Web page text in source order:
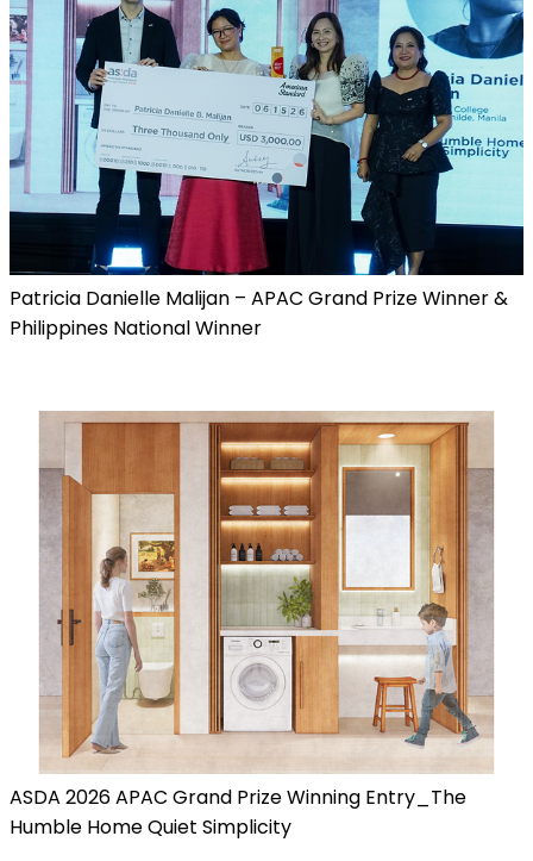
Patricia Danielle Malijan – APAC Grand Prize Winner &
Philippines National Winner
ASDA 2026 APAC Grand Prize Winning Entry_The
Humble Home Quiet Simplicity